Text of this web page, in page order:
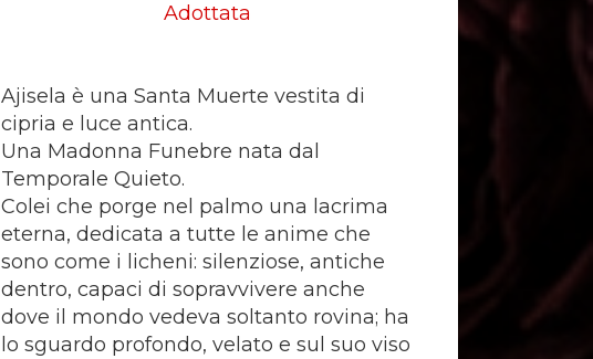
Adottata
Ajisela è una Santa Muerte vestita di
cipria e luce antica.
Una Madonna Funebre nata dal
Temporale Quieto.
Colei che porge nel palmo una lacrima
eterna, dedicata a tutte le anime che
sono come i licheni: silenziose, antiche
dentro, capaci di sopravvivere anche
dove il mondo vedeva soltanto rovina; ha
lo sguardo profondo, velato e sul suo viso